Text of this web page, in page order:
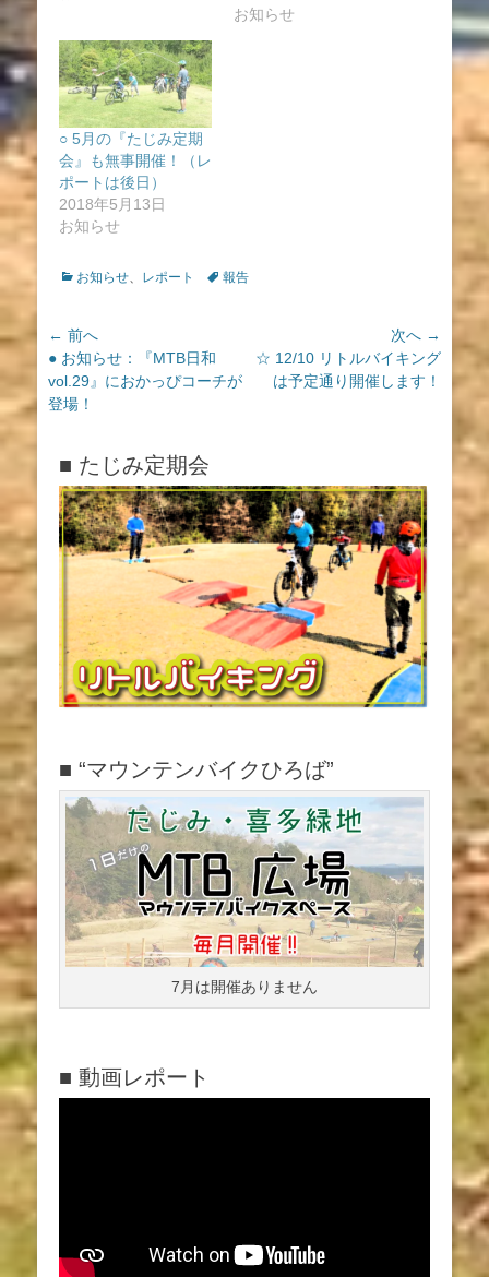
お知らせ
○ 5月の『たじみ定期
会』も無事開催！（レ
ポートは後日）
2018年5月13日
お知らせ
カ
リ
ー
お知らせ、 レポート
タ 報告
投
稿
ナ
ビ
ー
シ
ョ
ン
← 前へ
前
の
投
● お知らせ：『MTB日和
vol.29』におかっぴコーチが
登場！
次へ →
次☆ 12/10 リトルバイキング
は予定通り開催します！
■ たじみ定期会
■ “マウンテンバイクひろば”
7月は開催ありません
■ 動画レポート